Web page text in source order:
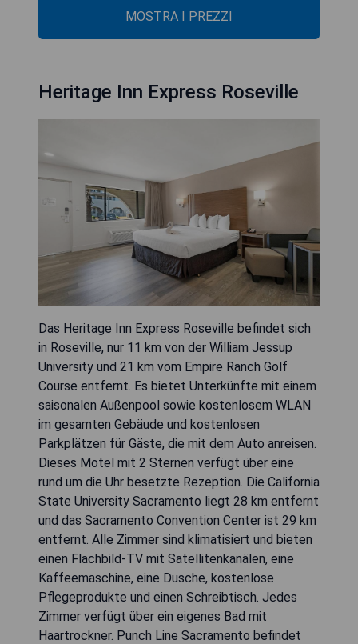
MOSTRA I PREZZI
Heritage Inn Express Roseville
Das Heritage Inn Express Roseville befindet sich
in Roseville, nur 11 km von der William Jessup
University und 21 km vom Empire Ranch Golf
Course entfernt. Es bietet Unterkünfte mit einem
saisonalen Außenpool sowie kostenlosem WLAN
im gesamten Gebäude und kostenlosen
Parkplätzen für Gäste, die mit dem Auto anreisen.
Dieses Motel mit 2 Sternen verfügt über eine
rund um die Uhr besetzte Rezeption. Die California
State University Sacramento liegt 28 km entfernt
und das Sacramento Convention Center ist 29 km
entfernt. Alle Zimmer sind klimatisiert und bieten
einen Flachbild-TV mit Satellitenkanälen, eine
Kaffeemaschine, eine Dusche, kostenlose
Pflegeprodukte und einen Schreibtisch. Jedes
Zimmer verfügt über ein eigenes Bad mit
Haartrockner. Punch Line Sacramento befindet